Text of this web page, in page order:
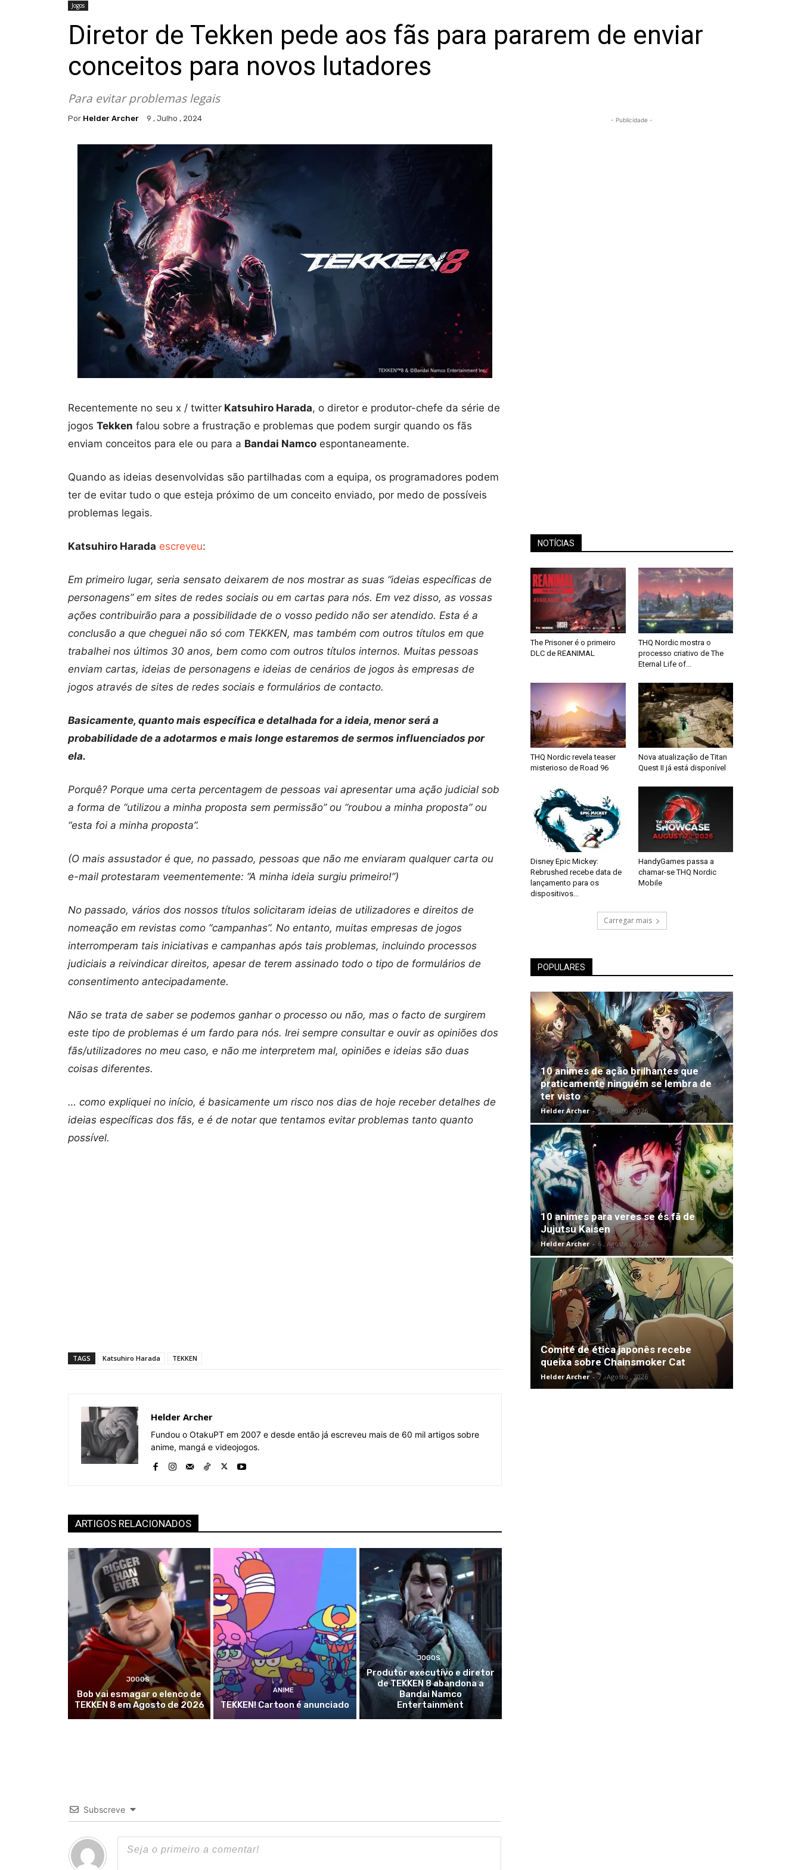
Jogos
Diretor de Tekken pede aos fãs para pararem de enviar
conceitos para novos lutadores
Para evitar problemas legais
Por Helder Archer 9 , Julho , 2024
Recentemente no seu x / twitter Katsuhiro Harada, o diretor e produtor-chefe da série de
jogos Tekken falou sobre a frustração e problemas que podem surgir quando os fãs
enviam conceitos para ele ou para a Bandai Namco espontaneamente.
Quando as ideias desenvolvidas são partilhadas com a equipa, os programadores podem
ter de evitar tudo o que esteja próximo de um conceito enviado, por medo de possíveis
problemas legais.
Katsuhiro Harada escreveu:
Em primeiro lugar, seria sensato deixarem de nos mostrar as suas “ideias específicas de
personagens” em sites de redes sociais ou em cartas para nós. Em vez disso, as vossas
ações contribuirão para a possibilidade de o vosso pedido não ser atendido. Esta é a
conclusão a que cheguei não só com TEKKEN, mas também com outros títulos em que
trabalhei nos últimos 30 anos, bem como com outros títulos internos. Muitas pessoas
enviam cartas, ideias de personagens e ideias de cenários de jogos às empresas de
jogos através de sites de redes sociais e formulários de contacto.
Basicamente, quanto mais específica e detalhada for a ideia, menor será a
probabilidade de a adotarmos e mais longe estaremos de sermos influenciados por
ela.
Porquê? Porque uma certa percentagem de pessoas vai apresentar uma ação judicial sob
a forma de “utilizou a minha proposta sem permissão” ou “roubou a minha proposta” ou
“esta foi a minha proposta”.
(O mais assustador é que, no passado, pessoas que não me enviaram qualquer carta ou
e-mail protestaram veementemente: “A minha ideia surgiu primeiro!”)
No passado, vários dos nossos títulos solicitaram ideias de utilizadores e direitos de
nomeação em revistas como “campanhas”. No entanto, muitas empresas de jogos
interromperam tais iniciativas e campanhas após tais problemas, incluindo processos
judiciais a reivindicar direitos, apesar de terem assinado todo o tipo de formulários de
consentimento antecipadamente.
Não se trata de saber se podemos ganhar o processo ou não, mas o facto de surgirem
este tipo de problemas é um fardo para nós. Irei sempre consultar e ouvir as opiniões dos
fãs/utilizadores no meu caso, e não me interpretem mal, opiniões e ideias são duas
coisas diferentes.
… como expliquei no início, é basicamente um risco nos dias de hoje receber detalhes de
ideias específicas dos fãs, e é de notar que tentamos evitar problemas tanto quanto
possível.
TAGS Katsuhiro Harada TEKKEN
Helder Archer
Fundou o OtakuPT em 2007 e desde então já escreveu mais de 60 mil artigos sobre
anime, mangá e videojogos.
ARTIGOS RELACIONADOS
JOGOS
Bob vai esmagar o elenco de
TEKKEN 8 em Agosto de 2026
ANIME
TEKKEN! Cartoon é anunciado
JOGOS
Produtor executivo e diretor
de TEKKEN 8 abandona a
Bandai Namco
Entertainment
Subscreve
- Publicidade -
NOTÍCIAS
The Prisoner é o primeiro
DLC de REANIMAL
THQ Nordic mostra o
processo criativo de The
Eternal Life of...
THQ Nordic revela teaser
misterioso de Road 96
Nova atualização de Titan
Quest II já está disponível
Disney Epic Mickey:
Rebrushed recebe data de
lançamento para os
dispositivos...
HandyGames passa a
chamar-se THQ Nordic
Mobile
Carregar mais
POPULARES
10 animes de ação brilhantes que
praticamente ninguém se lembra de
ter visto
Helder Archer - 5 , Agosto , 2026
10 animes para veres se és fã de
Jujutsu Kaisen
Helder Archer - 6 , Agosto , 2026
Comité de ética japonês recebe
queixa sobre Chainsmoker Cat
Helder Archer - 7 , Agosto , 2026